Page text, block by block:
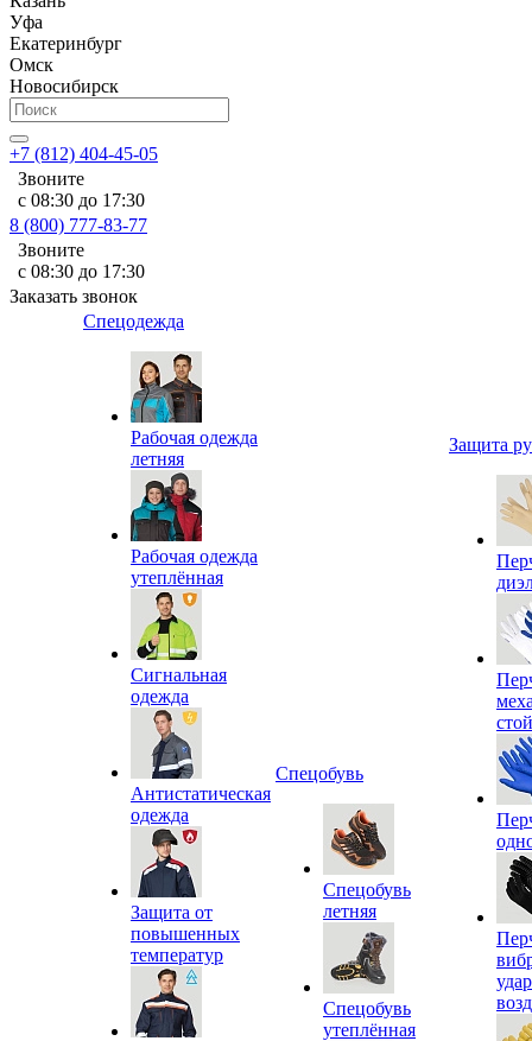
Уфа
Екатеринбург
Омск
Новосибирск
+7 (812) 404-45-05
Звоните
с 08:30 до 17:30
8 (800) 777-83-77
Звоните
с 08:30 до 17:30
Заказать звонок
Спецодежда
Рабочая одежда
летняя
Рабочая одежда
утеплённая
Сигнальная
одежда
Антистатическая
одежда
Защита от
повышенных
температур
Спецобувь
Спецобувь
летняя
Спецобувь
утеплённая
Защита